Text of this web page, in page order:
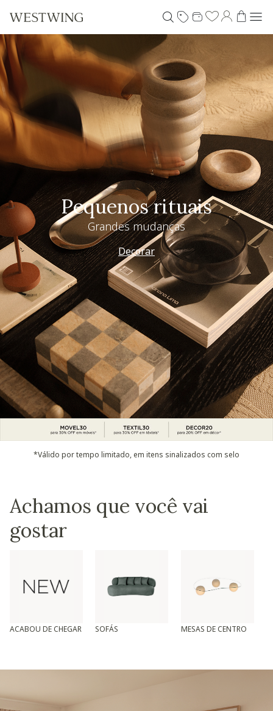
Especial Dia dos Pais
Westwing + @_nathaliacandelaria
Vem ver
*Válido por tempo limitado, em itens sinalizados com selo
Achamos que você vai
gostar
ACABOU DE CHEGAR SOFÁS MESAS DE CENTRO